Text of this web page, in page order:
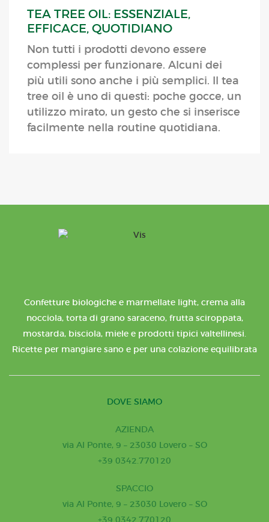
TEA TREE OIL: ESSENZIALE,
EFFICACE, QUOTIDIANO
Non tutti i prodotti devono essere
complessi per funzionare. Alcuni dei
più utili sono anche i più semplici. Il tea
tree oil è uno di questi: poche gocce, un
utilizzo mirato, un gesto che si inserisce
facilmente nella routine quotidiana.
Confetture biologiche e marmellate light, crema alla
nocciola, torta di grano saraceno, frutta sciroppata,
mostarda, bisciola, miele e prodotti tipici valtellinesi.
Ricette per mangiare sano e per una colazione equilibrata
DOVE SIAMO
AZIENDA
via Al Ponte, 9 – 23030 Lovero – SO
+39 0342.770120
SPACCIO
via Al Ponte, 9 – 23030 Lovero – SO
+39 0342.770120